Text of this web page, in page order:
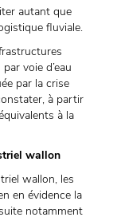
autant que
fluviale.
voie d’eau
par la crise
à partir
à la
wallon
wallon, les
en évidence la
notamment